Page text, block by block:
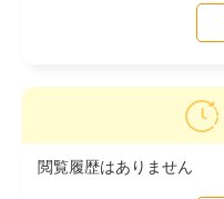
閲覧履歴はありません